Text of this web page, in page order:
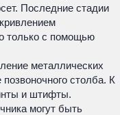
Последние стадии
только с помощью
металлических
столба. К
и штифты.
могут быть